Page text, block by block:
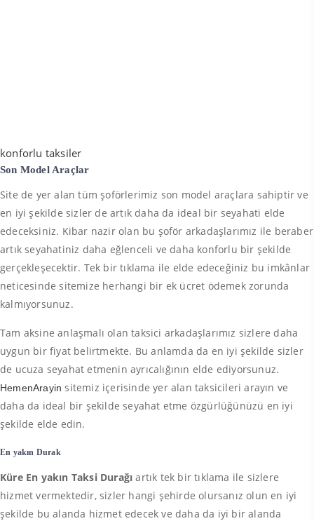
konforlu taksiler
Son Model Araçlar
Site de yer alan tüm şoförlerimiz son model araçlara sahiptir ve
en iyi şekilde sizler de artık daha da ideal bir seyahati elde
edeceksiniz. Kibar nazir olan bu şoför arkadaşlarımız ile beraber
artık seyahatiniz daha eğlenceli ve daha konforlu bir şekilde
gerçekleşecektir. Tek bir tıklama ile elde edeceğiniz bu imkânlar
neticesinde sitemize herhangi bir ek ücret ödemek zorunda
kalmıyorsunuz.
Tam aksine anlaşmalı olan taksici arkadaşlarımız sizlere daha
uygun bir fiyat belirtmekte. Bu anlamda da en iyi şekilde sizler
de ucuza seyahat etmenin ayrıcalığının elde ediyorsunuz.
HemenArayin sitemiz içerisinde yer alan taksicileri arayın ve
daha da ideal bir şekilde seyahat etme özgürlüğünüzü en iyi
şekilde elde edin.
En yakın Durak
Küre En yakın Taksi Durağıartık tek bir tıklama ile sizlere
hizmet vermektedir, sizler hangi şehirde olursanız olun en iyi
şekilde bu alanda hizmet edecek ve daha da iyi bir alanda